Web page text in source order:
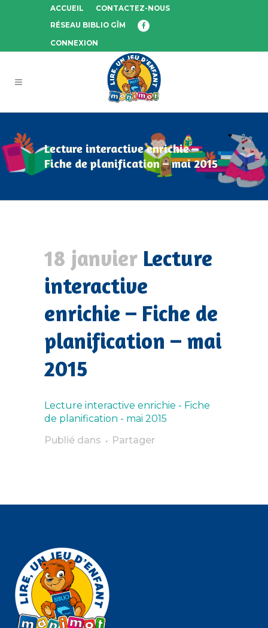
ACCUEIL
CONTACTEZ-NOUS
RÉSEAU BIBLIO GÎM
CONNEXION
Lecture interactive enrichie –
Fiche de planification – mai 2015
18 janvier Lecture
interactive
enrichie – Fiche de
planification – mai
2015
Lecture interactive enrichie - Fiche
de planification - mai 2015
Publié dans
Partager